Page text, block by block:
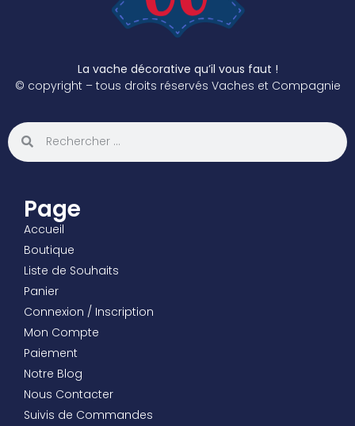
La vache décorative qu’il vous faut !
© copyright – tous droits réservés Vaches et Compagnie
Page
Accueil
Boutique
Liste de Souhaits
Panier
Connexion / Inscription
Mon Compte
Paiement
Notre Blog
Nous Contacter
Suivis de Commandes